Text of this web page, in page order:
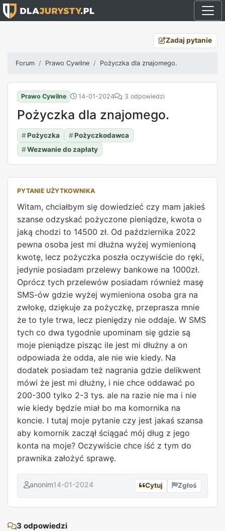
Zadaj pytanie
Forum Prawo Cywilne Pożyczka dla znajomego.
Prawo Cywilne 14-01-2024 3 odpowiedzi
Pożyczka dla znajomego.
#Pożyczka #Pożyczkodawca
#Wezwanie do zapłaty
PYTANIE UŻYTKOWNIKA
Witam, chciałbym się dowiedzieć czy mam jakieś
szanse odzyskać pożyczone pieniądze, kwota o
jaką chodzi to 14500 zł. Od października 2022
pewna osoba jest mi dłużna wyżej wymienioną
kwotę, lecz pożyczka poszła oczywiście do ręki,
jedynie posiadam przelewy bankowe na 1000zł.
Oprócz tych przelewów posiadam również masę
SMS-ów gdzie wyżej wymieniona osoba gra na
zwłokę, dziękuje za pożyczkę, przeprasza mnie
że to tyle trwa, lecz pieniędzy nie oddaje. W SMS
tych co dwa tygodnie upominam się gdzie są
moje pieniądze pisząc ile jest mi dłużny a on
odpowiada że odda, ale nie wie kiedy. Na
dodatek posiadam też nagrania gdzie delikwent
mówi że jest mi dłużny, i nie chce oddawać po
200-300 tylko 2-3 tys. ale na razie nie ma i nie
wie kiedy będzie miał bo ma komornika na
koncie. I tutaj moje pytanie czy jest jakaś szansa
aby komornik zaczął ściągać mój dług z jego
konta na moje? Oczywiście chce iść z tym do
prawnika założyć sprawę.
anonim14-01-2024 Cytuj Zgłoś
3 odpowiedzi